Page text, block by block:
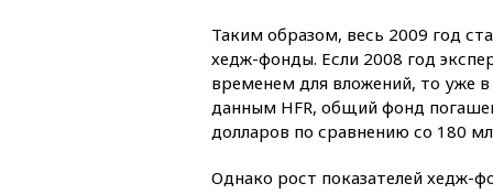
Таким образом, весь 2009 год
хедж-фонды. Если 2008 год
временем для вложений, то уже
данным HFR, общий фонд
долларов по сравнению со 180
Однако рост показателей хедж-